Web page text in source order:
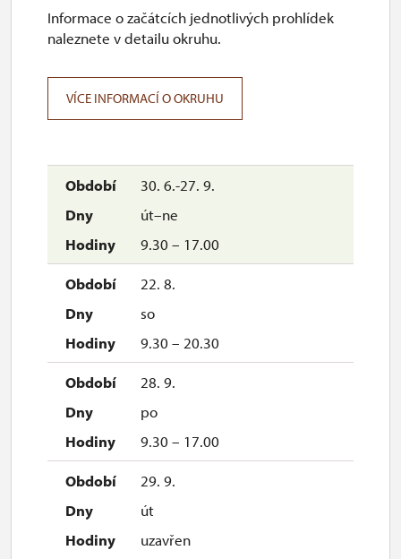
30. 6.-27. 9.
út–ne
9.30 – 17.00
22. 8.
so
9.30 – 20.30
28. 9.
po
9.30 – 17.00
29. 9.
út
uzavřen
Informace o začátcích jednotlivých prohlídek
naleznete v detailu okruhu.
VÍCE INFORMACÍ O OKRUHU